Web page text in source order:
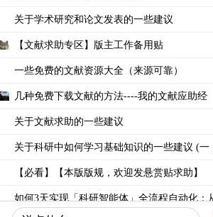
关于学术研究和论文发表的一些建议
【文献求助专区】版主工作备用贴
一些免费的文献资源大全（来源可靠）
几种免费下载文献的方法----我的文献应助经
关于文献求助的一些建议
关于科研中如何学习基础知识的一些建议 (一
【必看】【本版版规，欢迎发悬赏贴求助】
如何3天实现「科研智能体」全流程自动化：